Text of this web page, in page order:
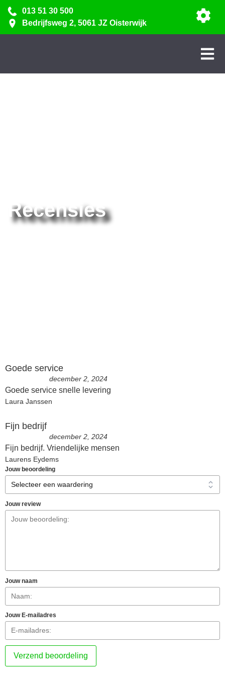
013 51 30 500
Bedrijfsweg 2, 5061 JZ Oisterwijk
Recensies
Goede service
december 2, 2024
Goede service snelle levering
Laura Janssen
Fijn bedrijf
december 2, 2024
Fijn bedrijf. Vriendelijke mensen
Laurens Eydems
Jouw beoordeling
Jouw review
Jouw naam
Jouw E-mailadres
Verzend beoordeling